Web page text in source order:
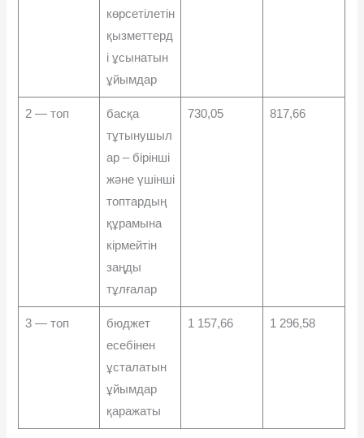
көрсетілетін
қызметтерд
і ұсынатын
ұйымдар
2 — топ
басқа
тұтынушыл
ар – бірінші
жəне үшінші
топтардың
құрамына
кірмейтін
заңды
тұлғалар
730,05 817,66
3 — топ
бюджет
есебінен
ұсталатын
ұйымдар
қаражаты
1 157,66 1 296,58